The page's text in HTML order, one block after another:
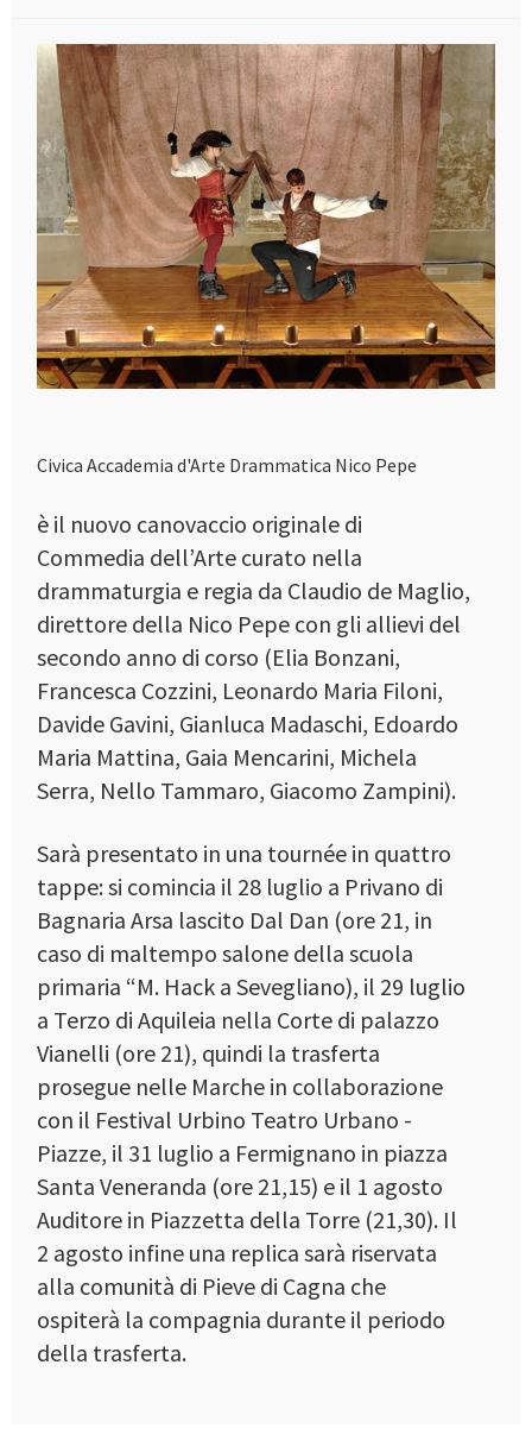
Civica Accademia d'Arte Drammatica Nico Pepe
è il nuovo canovaccio originale di
Commedia dell’Arte curato nella
drammaturgia e regia da Claudio de Maglio,
direttore della Nico Pepe con gli allievi del
secondo anno di corso (Elia Bonzani,
Francesca Cozzini, Leonardo Maria Filoni,
Davide Gavini, Gianluca Madaschi, Edoardo
Maria Mattina, Gaia Mencarini, Michela
Serra, Nello Tammaro, Giacomo Zampini).
Sarà presentato in una tournée in quattro
tappe: si comincia il 28 luglio a Privano di
Bagnaria Arsa lascito Dal Dan (ore 21, in
caso di maltempo salone della scuola
primaria “M. Hack a Sevegliano), il 29 luglio
a Terzo di Aquileia nella Corte di palazzo
Vianelli (ore 21), quindi la trasferta
prosegue nelle Marche in collaborazione
con il Festival Urbino Teatro Urbano -
Piazze, il 31 luglio a Fermignano in piazza
Santa Veneranda (ore 21,15) e il 1 agosto
Auditore in Piazzetta della Torre (21,30). Il
2 agosto infine una replica sarà riservata
alla comunità di Pieve di Cagna che
ospiterà la compagnia durante il periodo
della trasferta.